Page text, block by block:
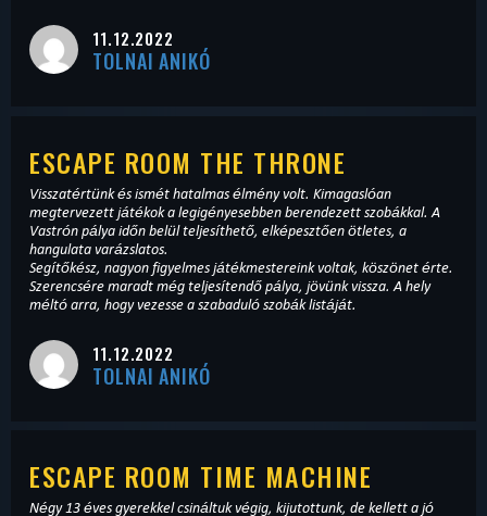
11.12.2022
TOLNAI ANIKÓ
ESCAPE ROOM THE THRONE
Visszatértünk és ismét hatalmas élmény volt. Kimagaslóan
megtervezett játékok a legigényesebben berendezett szobákkal. A
Vastrón pálya időn belül teljesíthető, elképesztően ötletes, a
hangulata varázslatos.
Segítőkész, nagyon figyelmes játékmestereink voltak, köszönet érte.
Szerencsére maradt még teljesítendő pálya, jövünk vissza. A hely
méltó arra, hogy vezesse a szabaduló szobák listáját.
11.12.2022
TOLNAI ANIKÓ
ESCAPE ROOM TIME MACHINE
Négy 13 éves gyerekkel csináltuk végig, kijutottunk, de kellett a jó